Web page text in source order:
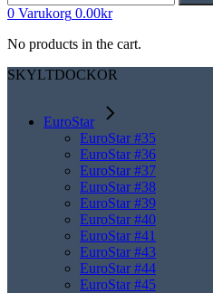
0 Varukorg 0.00kr
No products in the cart.
SKYLTDOCKOR
EuroStar
EuroStar #35
EuroStar #36
EuroStar #37
EuroStar #38
EuroStar #39
EuroStar #40
EuroStar #41
EuroStar #43
EuroStar #44
EuroStar #45